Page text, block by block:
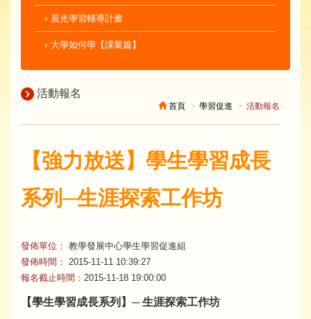
晨光學習輔導計畫
大學如何學【課業篇】
活動報名
首頁 學習促進 活動報名
【強力放送】學生學習成長
系列─生涯探索工作坊
發佈單位： 教學發展中心學生學習促進組
發佈時間：
2015-11-11 10:39:27
報名截止時間： 2015-11-18 19:00:00
【學生學習成長系列】─ 生涯探索工作坊